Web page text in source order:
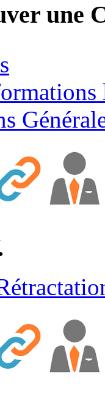
une